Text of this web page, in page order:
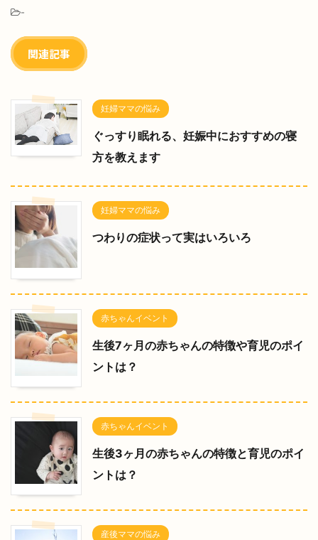
-
関連記事
妊婦ママの悩み
ぐっすり眠れる、妊娠中におすすめの寝
方を教えます
妊婦ママの悩み
つわりの症状って実はいろいろ
赤ちゃんイベント
生後7ヶ月の赤ちゃんの特徴や育児のポイ
ントは？
赤ちゃんイベント
生後3ヶ月の赤ちゃんの特徴と育児のポイ
ントは？
産後ママの悩み